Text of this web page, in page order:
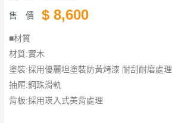
售 價 $ 8,600
■材質
材質:實木
塗裝:採用優麗坦塗裝防黃烤漆 耐刮耐磨處理
抽屜:鋼珠滑軌
背板:採用崁入式美背處理